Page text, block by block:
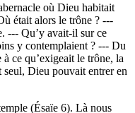
où Dieu habitait
était alors le trône ? ---
--- Qu’y avait-il sur ce
y contemplaient ? --- Du
ce qu’exigeait le trône, la
seul, Dieu pouvait entrer en
(Ésaïe 6). Là nous